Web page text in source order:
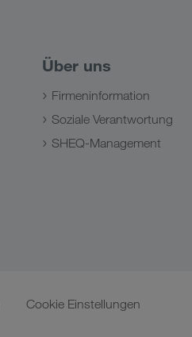
Über uns
Firmeninformation
Soziale Verantwortung
SHEQ-Management
Cookie Einstellungen